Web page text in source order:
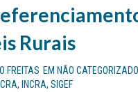
Rurais
FREITAS EM NÃO CATEGORIZADO
, INCRA, SIGEF